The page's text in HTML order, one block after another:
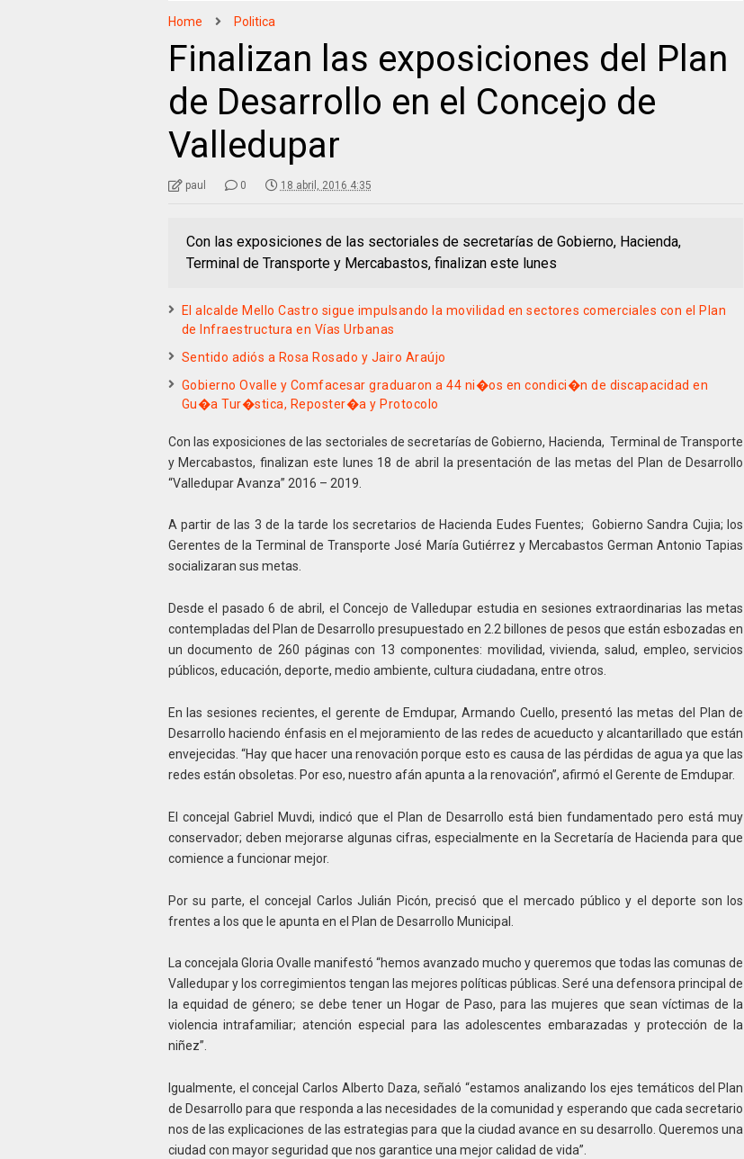
Home Politica
Finalizan las exposiciones del Plan
de Desarrollo en el Concejo de
Valledupar
paul 0 18 abril, 2016 4:35
Con las exposiciones de las sectoriales de secretarías de Gobierno, Hacienda,
Terminal de Transporte y Mercabastos, finalizan este lunes
El alcalde Mello Castro sigue impulsando la movilidad en sectores comerciales con el Plan
de Infraestructura en Vías Urbanas
Sentido adiós a Rosa Rosado y Jairo Araújo
Gobierno Ovalle y Comfacesar graduaron a 44 ni�os en condici�n de discapacidad en
Gu�a Tur�stica, Reposter�a y Protocolo
Con las exposiciones de las sectoriales de secretarías de Gobierno, Hacienda, Terminal de Transporte
y Mercabastos, finalizan este lunes 18 de abril la presentación de las metas del Plan de Desarrollo
“Valledupar Avanza” 2016 – 2019.
A partir de las 3 de la tarde los secretarios de Hacienda Eudes Fuentes; Gobierno Sandra Cujia; los
Gerentes de la Terminal de Transporte José María Gutiérrez y Mercabastos German Antonio Tapias
socializaran sus metas.
Desde el pasado 6 de abril, el Concejo de Valledupar estudia en sesiones extraordinarias las metas
contempladas del Plan de Desarrollo presupuestado en 2.2 billones de pesos que están esbozadas en
un documento de 260 páginas con 13 componentes: movilidad, vivienda, salud, empleo, servicios
públicos, educación, deporte, medio ambiente, cultura ciudadana, entre otros.
En las sesiones recientes, el gerente de Emdupar, Armando Cuello, presentó las metas del Plan de
Desarrollo haciendo énfasis en el mejoramiento de las redes de acueducto y alcantarillado que están
envejecidas. “Hay que hacer una renovación porque esto es causa de las pérdidas de agua ya que las
redes están obsoletas. Por eso, nuestro afán apunta a la renovación”, afirmó el Gerente de Emdupar.
El concejal Gabriel Muvdi, indicó que el Plan de Desarrollo está bien fundamentado pero está muy
conservador; deben mejorarse algunas cifras, especialmente en la Secretaría de Hacienda para que
comience a funcionar mejor.
Por su parte, el concejal Carlos Julián Picón, precisó que el mercado público y el deporte son los
frentes a los que le apunta en el Plan de Desarrollo Municipal.
La concejala Gloria Ovalle manifestó “hemos avanzado mucho y queremos que todas las comunas de
Valledupar y los corregimientos tengan las mejores políticas públicas. Seré una defensora principal de
la equidad de género; se debe tener un Hogar de Paso, para las mujeres que sean víctimas de la
violencia intrafamiliar; atención especial para las adolescentes embarazadas y protección de la
niñez”.
Igualmente, el concejal Carlos Alberto Daza, señaló “estamos analizando los ejes temáticos del Plan
de Desarrollo para que responda a las necesidades de la comunidad y esperando que cada secretario
nos de las explicaciones de las estrategias para que la ciudad avance en su desarrollo. Queremos una
ciudad con mayor seguridad que nos garantice una mejor calidad de vida”.